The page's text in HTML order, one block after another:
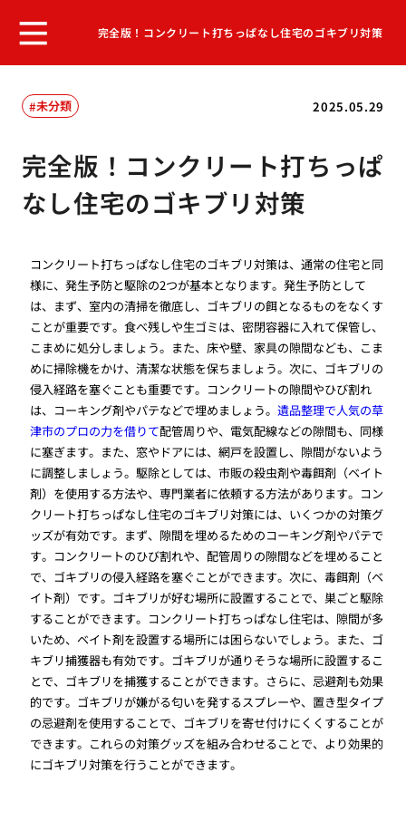
完全版！コンクリート打ちっぱなし住宅のゴキブリ対策
2025.05.29
未分類
完全版！コンクリート打ちっぱ
なし住宅のゴキブリ対策
コンクリート打ちっぱなし住宅のゴキブリ対策は、通常の住宅と同
様に、発生予防と駆除の2つが基本となります。発生予防として
は、まず、室内の清掃を徹底し、ゴキブリの餌となるものをなくす
ことが重要です。食べ残しや生ゴミは、密閉容器に入れて保管し、
こまめに処分しましょう。また、床や壁、家具の隙間なども、こま
めに掃除機をかけ、清潔な状態を保ちましょう。次に、ゴキブリの
侵入経路を塞ぐことも重要です。コンクリートの隙間やひび割れ
は、コーキング剤やパテなどで埋めましょう。遺品整理で人気の草
津市のプロの力を借りて配管周りや、電気配線などの隙間も、同様
に塞ぎます。また、窓やドアには、網戸を設置し、隙間がないよう
に調整しましょう。駆除としては、市販の殺虫剤や毒餌剤（ベイト
剤）を使用する方法や、専門業者に依頼する方法があります。コン
クリート打ちっぱなし住宅のゴキブリ対策には、いくつかの対策グ
ッズが有効です。まず、隙間を埋めるためのコーキング剤やパテで
す。コンクリートのひび割れや、配管周りの隙間などを埋めること
で、ゴキブリの侵入経路を塞ぐことができます。次に、毒餌剤（ベ
イト剤）です。ゴキブリが好む場所に設置することで、巣ごと駆除
することができます。コンクリート打ちっぱなし住宅は、隙間が多
いため、ベイト剤を設置する場所には困らないでしょう。また、ゴ
キブリ捕獲器も有効です。ゴキブリが通りそうな場所に設置するこ
とで、ゴキブリを捕獲することができます。さらに、忌避剤も効果
的です。ゴキブリが嫌がる匂いを発するスプレーや、置き型タイプ
の忌避剤を使用することで、ゴキブリを寄せ付けにくくすることが
できます。これらの対策グッズを組み合わせることで、より効果的
にゴキブリ対策を行うことができます。